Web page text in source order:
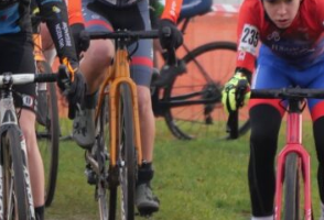
Zielona
Góra
–
Drzonków